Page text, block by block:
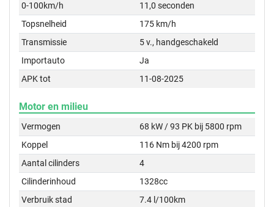
0-100km/h
11,0 seconden
Topsnelheid
175 km/h
Transmissie
5 v., handgeschakeld
Importauto
Ja
APK tot
11-08-2025
Motor en milieu
Vermogen
68 kW / 93 PK bij 5800 rpm
Koppel
116 Nm bij 4200 rpm
Aantal cilinders
4
Cilinderinhoud
1328cc
Verbruik stad
7.4 l/100km